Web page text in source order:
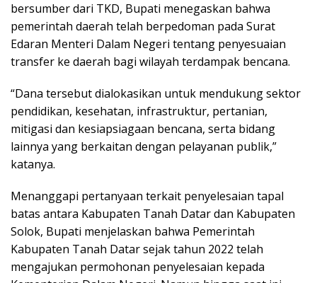
bersumber dari TKD, Bupati menegaskan bahwa
pemerintah daerah telah berpedoman pada Surat
Edaran Menteri Dalam Negeri tentang penyesuaian
transfer ke daerah bagi wilayah terdampak bencana.
“Dana tersebut dialokasikan untuk mendukung sektor
pendidikan, kesehatan, infrastruktur, pertanian,
mitigasi dan kesiapsiagaan bencana, serta bidang
lainnya yang berkaitan dengan pelayanan publik,”
katanya.
Menanggapi pertanyaan terkait penyelesaian tapal
batas antara Kabupaten Tanah Datar dan Kabupaten
Solok, Bupati menjelaskan bahwa Pemerintah
Kabupaten Tanah Datar sejak tahun 2022 telah
mengajukan permohonan penyelesaian kepada